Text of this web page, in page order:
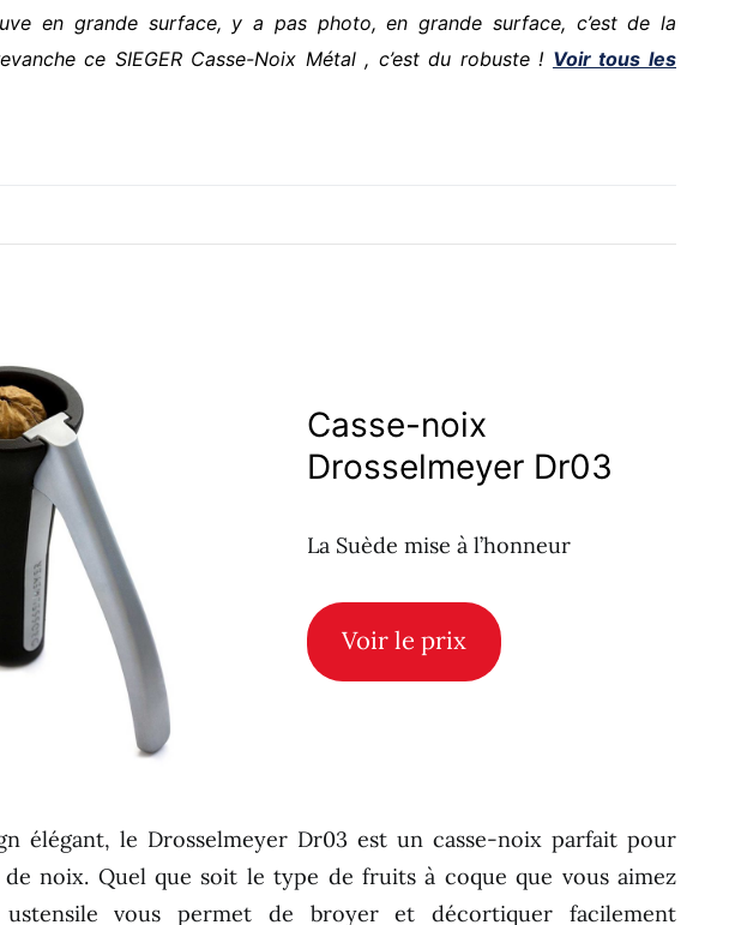
en grande surface, y a pas photo, en grande surface, c’est de la
ce SIEGER Casse-Noix Métal , c’est du robuste ! Voir tous les
Casse-noix
Drosselmeyer Dr03
La Suède mise à l’honneur
Voir le prix
élégant, le Drosselmeyer Dr03 est un casse-noix parfait pour
noix. Quel que soit le type de fruits à coque que vous aimez
vous permet de broyer et décortiquer facilement